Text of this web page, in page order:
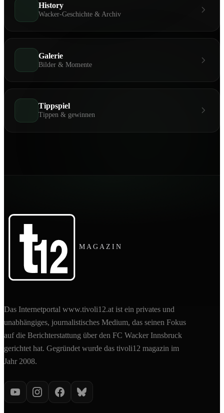
History
Wacker-Geschichte & Archiv
Galerie
Bilder & Momente
Tippspiel
Tippen & gewinnen
MAGAZIN
Das Internetportal www.tivoli12.at ist ein privates und
unabhängiges, journalistisches Medium, das seinen Fokus
auf die Berichterstattung über den FC Wacker Innsbruck
gerichtet hat. Gegründet wurde das tivoli12 magazin im
Jahr 2008.